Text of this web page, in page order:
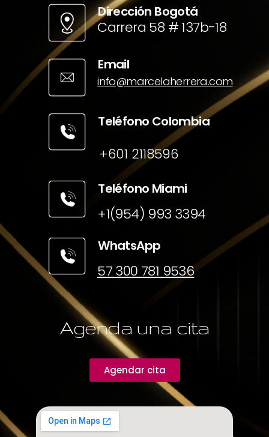
Dirección Bogotá
Carrera 58 # 137b-18
Email
info@marcelaherrera.com
Teléfono Colombia
+601 2118596
Teléfono Miami
+1(954) 993 3394
WhatsApp
57 300 781 9536
Agenda una cita
Agendar cita